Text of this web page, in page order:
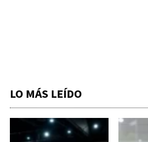
LO MÁS LEÍDO